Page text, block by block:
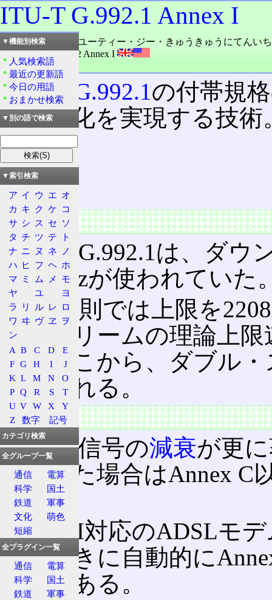
ITU-T G.992.1 Annex I
読み：アイティーユーティー・ジー・きゅうきゅうにてんい
外語：ITU-T G.992 Annex I
品詞：固有名詞
ITU-T G.992.1 の付帯規
の高速化を実現する技術
目次
概要
特徴
概要
通常のG.992.1は、ダウ
1104kHzが使われていた
この附則では上限を
ンストリームの理論上
る。ここから、ダブル
と呼ばれる。
特徴
高周波信号の減衰が更
を超えた場合はAnnex C
い。
Annex I対応のADSLモ
したときに自動的に
ものもある。
▼機能別検索
人気検索語
最近の更新語
今日の用語
おまかせ検索
▼別の語で検索
▼索引検索
ア イ ウ エ オ
カ キ ク ケ コ
サ シ ス セ ソ
タ チ ツ テ
ト
ナ ニ ヌ ネ
ノ
ハ ヒ フ ヘ ホ
マ ミ ム メ
モ
ヤ
ユ
ヨ
ラ
リ ル レ ロ
ワ ヰ ヴ ヱ
ヲ
ン
A B C D
E
F G H I
J
K L M N
O
P Q R S
T
U V W X
Y
Z
数字 記号
カテゴリ検索
全グループ一覧
通信
電算
科学
国土
鉄道
軍事
文化
萌色
短縮
全プラグイン一覧
通信
電算
科学
国土
鉄道
軍事